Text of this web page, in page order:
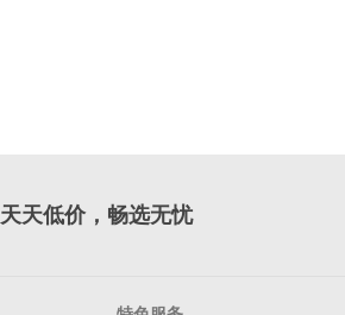
天天低价，畅选无忧